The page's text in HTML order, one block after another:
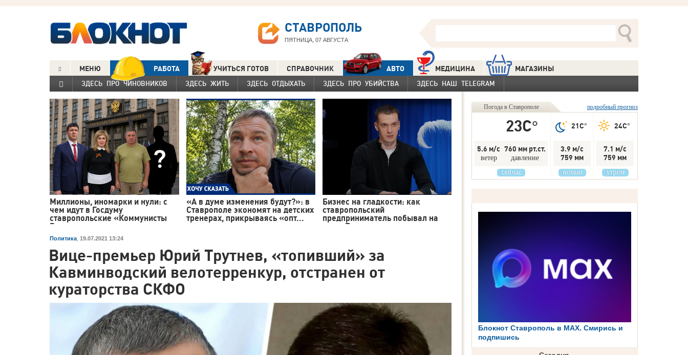
СТАВРОПОЛЬ
ПЯТНИЦА, 07 АВГУСТА
МЕНЮ РАБОТА УЧИТЬСЯ ГОТОВ СПРАВОЧНИК АВТО МЕДИЦИНА МАГАЗИНЫ
ЗДЕСЬ ПРО ЧИНОВНИКОВ ЗДЕСЬ ЖИТЬ ЗДЕСЬ ОТДЫХАТЬ ЗДЕСЬ ПРО УБИЙСТВА ЗДЕСЬ НАШ TELEGRAM
Миллионы, иномарки и нули: с
чем идут в Госдуму
ставропольские «Коммунисты
России»
«А в думе изменения будут?»: в
Ставрополе экономят на детских
тренерах, прикрываясь «опт...
Бизнес на гладкости: как
ставропольский
предприниматель побывал на
шоу «Быстрые свидания...
Политика 19.07.2021 13:24
Вице-премьер Юрий Трутнев, «топивший» за
Кавминводский велотерренкур, отстранен от
кураторства СКФО
Погода в Ставрополе подробный прогноз
23C°
5.6 м/с
ветер
760 мм рт.ст.
давление
сейчас
21C°
3.9 м/с
759 мм
ночью
24C°
7.1 м/с
759 мм
утром
Блокнот Ставрополь в MAX. Смирись и
подпишись